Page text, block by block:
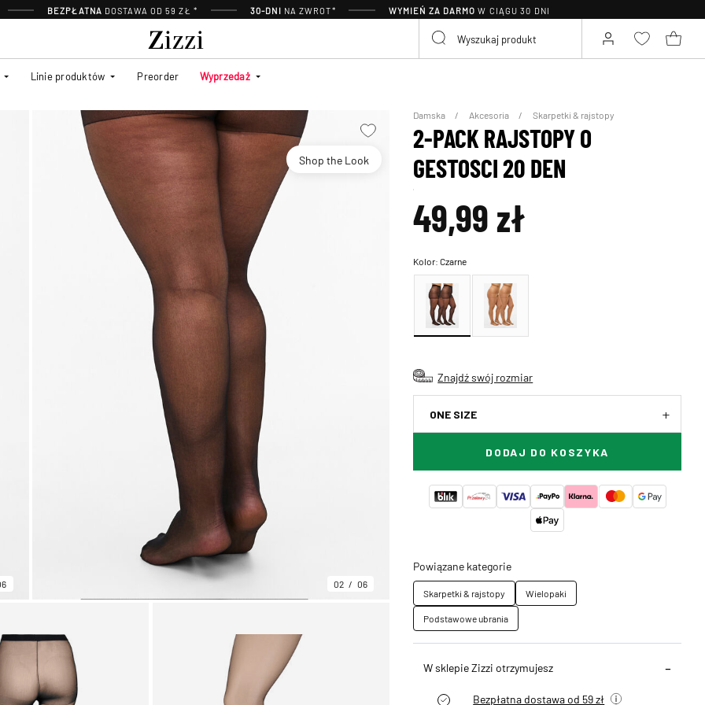
BEZPŁATNA DOSTAWA OD 59 ZŁ * 30-DNI NA ZWROT* WYMIEŃ ZA DARMO W CIĄGU 30 DNI
Linie produktów Preorder Wyprzedaż
Shop the Look
02 06
Damska Akcesoria Skarpetki & rajstopy
2-PACK RAJSTOPY O
GESTOSCI 20 DEN
49,99 zł
Kolor:Czarne
Znajdź swój rozmiar
ONE SIZE
DODAJ DO KOSZYKA
Powiązane kategorie
Skarpetki & rajstopy
Wielopaki
Podstawowe ubrania
W sklepie Zizzi otrzymujesz
Bezpłatna dostawa od 59 zł